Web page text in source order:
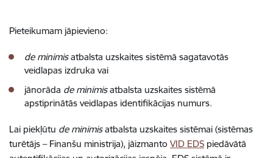
Pieteikumam jāpievieno:
de minimisatbalsta uzskaites sistēmā sagatavotās
veidlapas izdruka vai
jānorāda de minimisatbalsta uzskaites sistēmā
apstiprinātās veidlapas identifikācijas numurs.
Lai piekļūtu de minimisatbalsta uzskaites sistēmai (sistēmas
turētājs – Finanšu ministrija), jāizmanto VID EDS piedāvātā